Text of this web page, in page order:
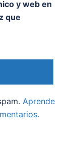
y web en
que
Aprende